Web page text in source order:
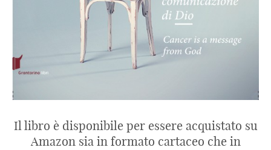
Il libro è disponibile per essere acquistato su
Amazon sia in formato cartaceo che in